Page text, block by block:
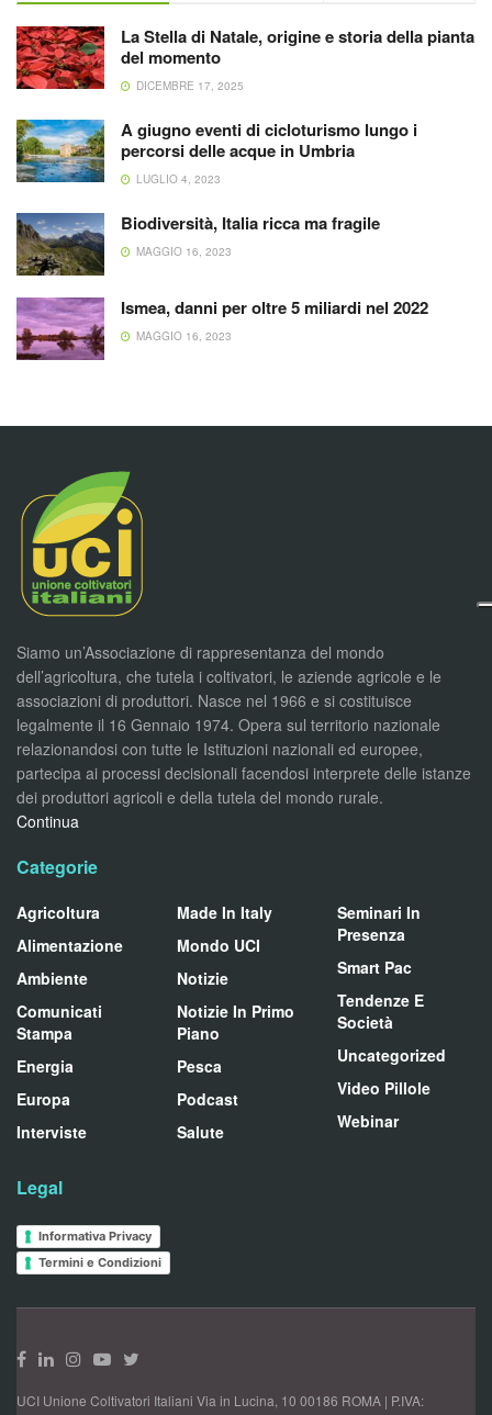
La Stella di Natale, origine e storia della pianta
del momento
DICEMBRE 17, 2025
A giugno eventi di cicloturismo lungo i
percorsi delle acque in Umbria
LUGLIO 4, 2023
Biodiversità, Italia ricca ma fragile
MAGGIO 16, 2023
Ismea, danni per oltre 5 miliardi nel 2022
MAGGIO 16, 2023
Siamo un’Associazione di rappresentanza del mondo
dell’agricoltura, che tutela i coltivatori, le aziende agricole e le
associazioni di produttori. Nasce nel 1966 e si costituisce
legalmente il 16 Gennaio 1974. Opera sul territorio nazionale
relazionandosi con tutte le Istituzioni nazionali ed europee,
partecipa ai processi decisionali facendosi interprete delle istanze
dei produttori agricoli e della tutela del mondo rurale.
Continua
Categorie
Agricoltura
Alimentazione
Ambiente
Comunicati
Stampa
Energia
Europa
Interviste
Made In Italy
Mondo UCI
Notizie
Notizie In Primo
Piano
Pesca
Podcast
Salute
Seminari In
Presenza
Smart Pac
Tendenze E
Società
Uncategorized
Video Pillole
Webinar
Legal
Informativa Privacy
Termini e Condizioni
UCI Unione Coltivatori Italiani Via in Lucina, 10 00186 ROMA | P.IVA: